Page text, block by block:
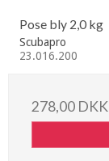
Pose bly 2,0 kg
Scubapro
23.016.200
278,00 DKK